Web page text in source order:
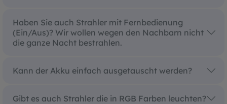
Haben Sie auch Strahler mit Fernbedienung
(Ein/Aus)? Wir wollen wegen den Nachbarn nicht
die ganze Nacht bestrahlen.
Kann der Akku einfach ausgetauscht werden?
Gibt es auch Strahler die in RGB Farben leuchten?